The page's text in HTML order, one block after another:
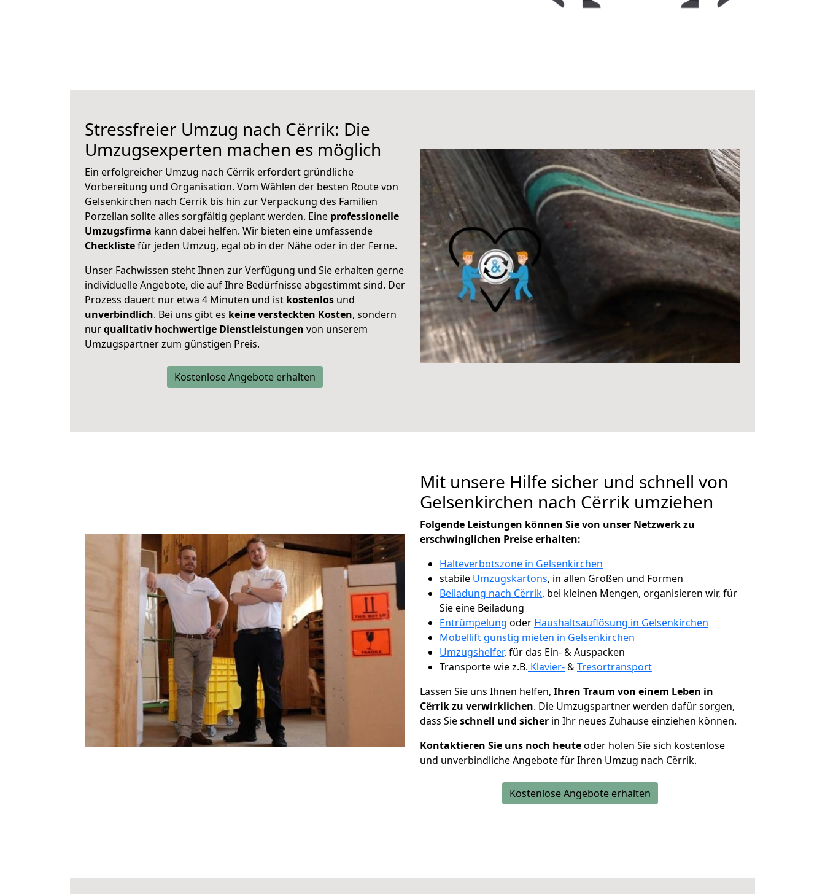
Stressfreier Umzug nach Cërrik: Die
Umzugsexperten machen es möglich
Ein erfolgreicher Umzug nach Cërrik erfordert gründliche
Vorbereitung und Organisation. Vom Wählen der besten Route von
Gelsenkirchen nach Cërrik bis hin zur Verpackung des Familien
Porzellan sollte alles sorgfältig geplant werden. Eine professionelle
Umzugsfirma kann dabei helfen. Wir bieten eine umfassende
Checklistefür jeden Umzug, egal ob in der Nähe oder in der Ferne.
Unser Fachwissen steht Ihnen zur Verfügung und Sie erhalten gerne
individuelle Angebote, die auf Ihre Bedürfnisse abgestimmt sind. Der
Prozess dauert nur etwa 4 Minuten und ist kostenlos und
unverbindlich. Bei uns gibt es keine versteckten Kosten, sondern
nurqualitativ hochwertige Dienstleistungen von unserem
Umzugspartner zum günstigen Preis.
Kostenlose Angebote erhalten
Mit unsere Hilfe sicher und schnell von
Gelsenkirchen nach Cërrik umziehen
Folgende Leistungen können Sie von unser Netzwerk zu
erschwinglichen Preise erhalten:
Halteverbotszone in Gelsenkirchen
stabile Umzugskartons, in allen Größen und Formen
Beiladung nach Cërrik, bei kleinen Mengen, organisieren wir, für
Sie eine Beiladung
Entrümpelung oder Haushaltsauflösung in Gelsenkirchen
Möbellift günstig mieten in Gelsenkirchen
Umzugshelfer, für das Ein- & Auspacken
Transporte wie z.B. Klavier-&Tresortransport
Lassen Sie uns Ihnen helfen, Ihren Traum von einem Leben in
Cërrik zu verwirklichen. Die Umzugspartner werden dafür sorgen,
dass Sieschnell und sicher in Ihr neues Zuhause einziehen können.
Kontaktieren Sie uns noch heuteoder holen Sie sich kostenlose
und unverbindliche Angebote für Ihren Umzug nach Cërrik.
Kostenlose Angebote erhalten